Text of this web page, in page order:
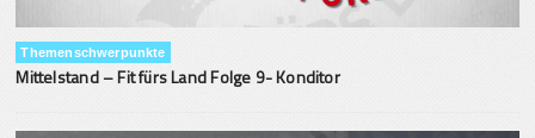
Themenschwerpunkte
Mittelstand – Fit fürs Land Folge 9- Konditor